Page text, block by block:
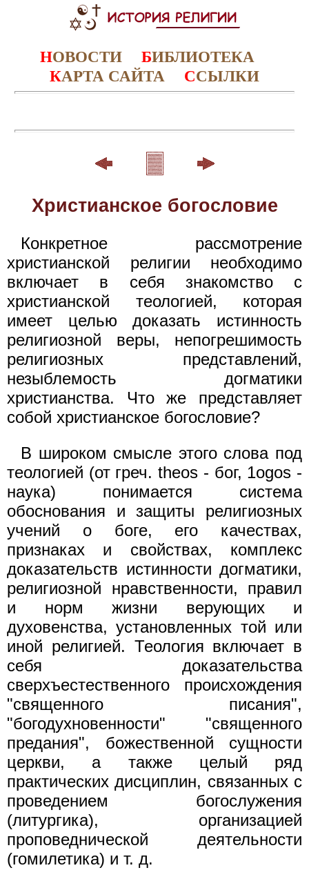
НОВОСТИ БИБЛИОТЕКА
КАРТА САЙТА ССЫЛКИ
Христианское богословие
Конкретное рассмотрение
христианской религии необходимо
включает в себя знакомство с
христианской теологией, которая
имеет целью доказать истинность
религиозной веры, непогрешимость
религиозных представлений,
незыблемость догматики
христианства. Что же представляет
собой христианское богословие?
В широком смысле этого слова под
теологией (от греч. thеоs - бог, 1оgos -
наука) понимается система
обоснования и защиты религиозных
учений о боге, его качествах,
признаках и свойствах, комплекс
доказательств истинности догматики,
религиозной нравственности, правил
и норм жизни верующих и
духовенства, установленных той или
иной религией. Теология включает в
себя доказательства
сверхъестественного происхождения
"священного писания",
"богодухновенности" "священного
предания", божественной сущности
церкви, а также целый ряд
практических дисциплин, связанных с
проведением богослужения
(литургика), организацией
проповеднической деятельности
(гомилетика) и т. д.